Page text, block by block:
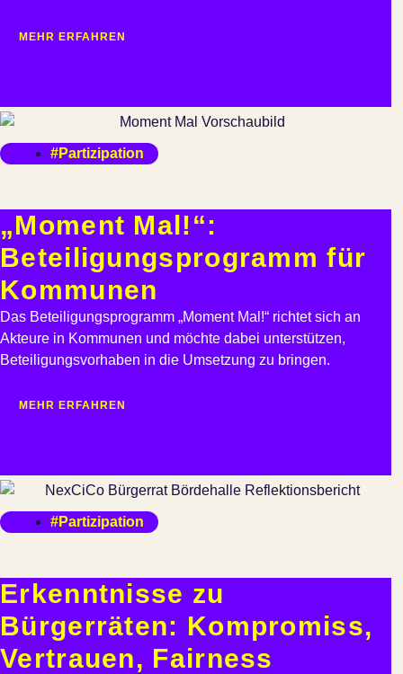
MEHR ERFAHREN
#Partizipation
„Moment Mal!“:
Beteiligungsprogramm für
Kommunen
Das Beteiligungsprogramm „Moment Mal!“ richtet sich an
Akteure in Kommunen und möchte dabei unterstützen,
Beteiligungsvorhaben in die Umsetzung zu bringen.
MEHR ERFAHREN
#Partizipation
Erkenntnisse zu
Bürgerräten: Kompromiss,
Vertrauen, Fairness